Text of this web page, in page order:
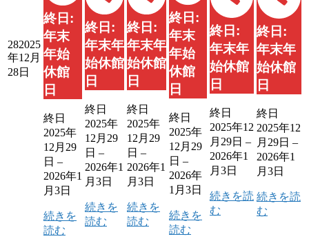
282025
年12月
28日
終日:
年末
年始
休館
日
終日
2025年
12月29
日 –
2026年1
月3日
続きを
読む
終日:
年末年
始休館
日
終日
2025年
12月29
日 –
2026年1
月3日
続きを
読む
終日:
年末年
始休館
日
終日
2025年
12月29
日 –
2026年1
月3日
続きを
読む
終日:
年末
年始
休館
日
終日
2025年
12月29
日 –
2026年
1月3日
続きを
読む
終日:
年末年
始休館
日
終日
2025年12
月29日 –
2026年1
月3日
続きを読
む
終日:
年末年
始休館
日
終日
2025年12
月29日 –
2026年1
月3日
続きを読
む